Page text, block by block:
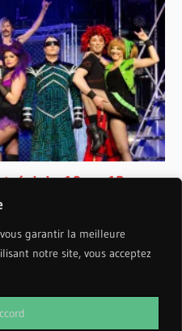
garantir la meilleure
notre site, vous acceptez
by ThemeZee.